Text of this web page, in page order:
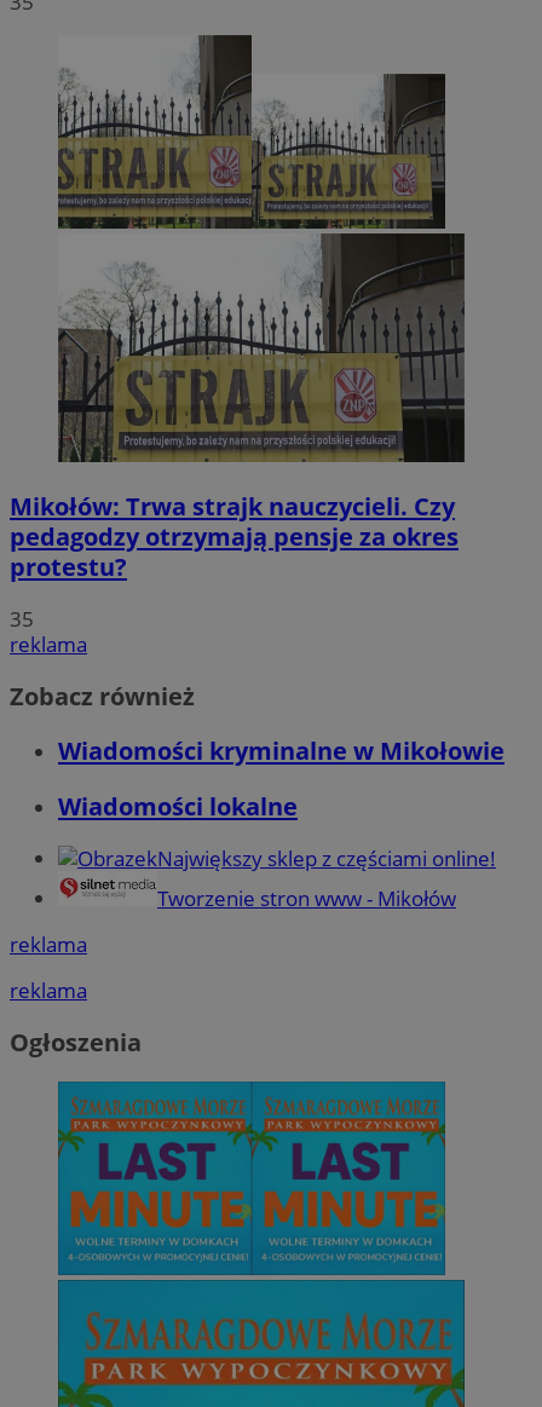
Mikołów: Trwa strajk nauczycieli. Czy
pedagodzy otrzymają pensje za okres
protestu?
35
reklama
Zobacz również
Wiadomości kryminalne w Mikołowie
Wiadomości lokalne
Największy sklep z częściami online!
Tworzenie stron www - Mikołów
reklama
reklama
Ogłoszenia